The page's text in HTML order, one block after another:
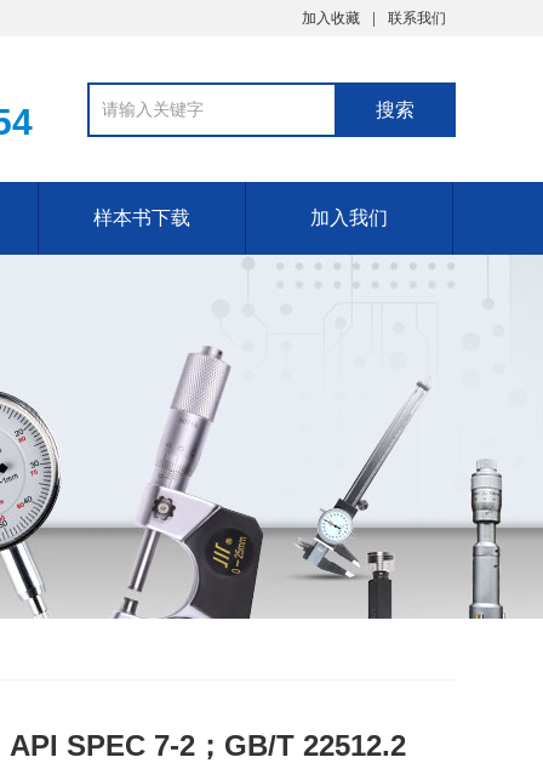
加入收藏 联系我们
样本书下载 加入我们
SPEC 7-2；GB/T 22512.2